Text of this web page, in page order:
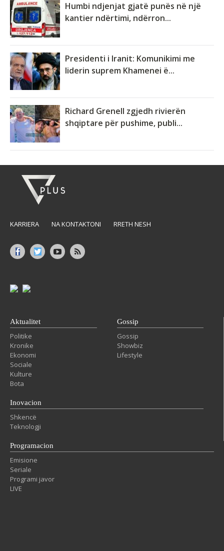
Humbi ndjenjat gjatë punës në një
kantier ndërtimi, ndërron...
Presidenti i Iranit: Komunikimi me
liderin suprem Khamenei ë...
Richard Grenell zgjedh rivierën
shqiptare për pushime, publi...
KARRIERA NA KONTAKTONI RRETH NESH
Aktualitet
Politike
Kronike
Ekonomi
Sociale
Kulture
Bota
Gossip
Gossip
Showbiz
Lifestyle
Inovacion
Shkencë
Teknologji
Programacion
Emisione
Seriale
Programi javor
LIVE